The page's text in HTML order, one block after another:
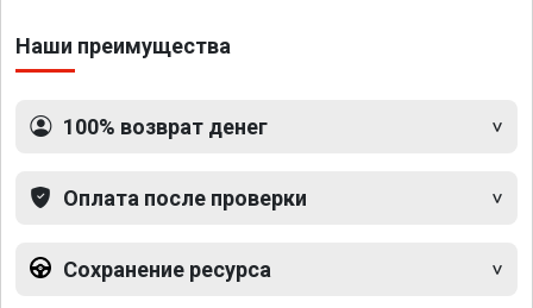
Наши преимущества
100% возврат денег
Оплата после проверки
Сохранение ресурса